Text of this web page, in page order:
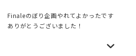
Finaleのぼり企画やれてよかったです
ありがとうございました！